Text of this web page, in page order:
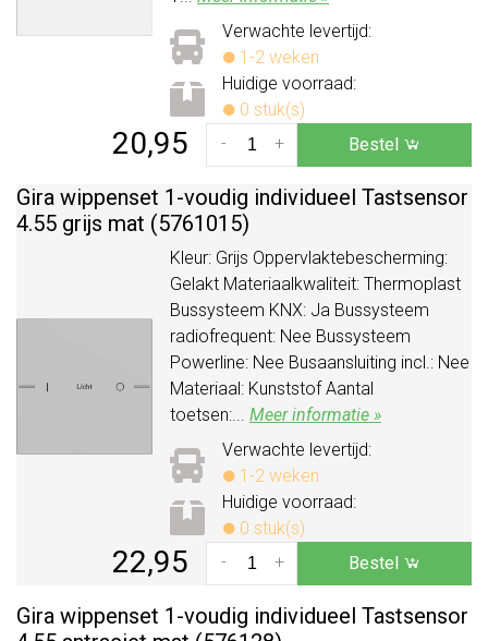
Verwachte levertijd:
1-2 weken
Huidige voorraad:
0 stuk(s)
20,95 +
- Bestel
Gira wippenset 1-voudig individueel Tastsensor
4.55 grijs mat (5761015)
Kleur: Grijs Oppervlaktebescherming:
Gelakt Materiaalkwaliteit: Thermoplast
Bussysteem KNX: Ja Bussysteem
radiofrequent: Nee Bussysteem
Powerline: Nee Busaansluiting incl.: Nee
Materiaal: Kunststof Aantal
toetsen:... Meer informatie »
Verwachte levertijd:
1-2 weken
Huidige voorraad:
0 stuk(s)
22,95 +
- Bestel
Gira wippenset 1-voudig individueel Tastsensor